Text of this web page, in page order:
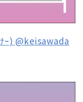
ｰ) @keisawada